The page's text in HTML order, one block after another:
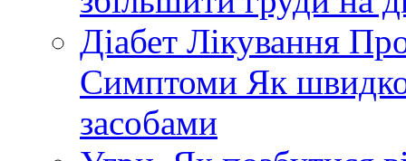
Діабет Лікування
Симптоми Як
засобами